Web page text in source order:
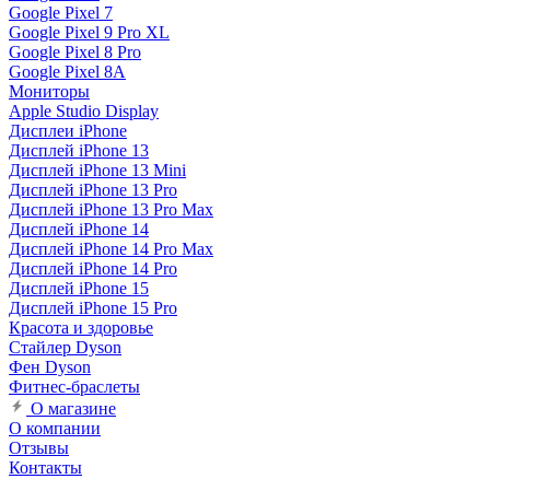
Google Pixel 7
Google Pixel 9 Pro XL
Google Pixel 8 Pro
Google Pixel 8A
Мониторы
Apple Studio Display
Дисплеи iPhone
Дисплей iPhone 13
Дисплей iPhone 13 Mini
Дисплей iPhone 13 Pro
Дисплей iPhone 13 Pro Max
Дисплей iPhone 14
Дисплей iPhone 14 Pro Max
Дисплей iPhone 14 Pro
Дисплей iPhone 15
Дисплей iPhone 15 Pro
Красота и здоровье
Стайлер Dyson
Фен Dyson
Фитнес-браслеты
О магазине
О компании
Отзывы
Контакты